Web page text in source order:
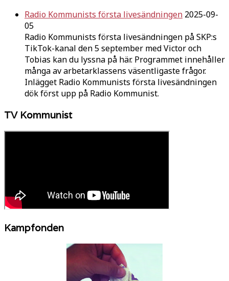
Radio Kommunists första livesändningen 2025-09-
05
Radio Kommunists första livesändningen på SKP:s
TikTok-kanal den 5 september med Victor och
Tobias kan du lyssna på här. Programmet innehåller
många av arbetarklassens väsentligaste frågor.
Inlägget Radio Kommunists första livesändningen
dök först upp på Radio Kommunist.
TV Kommunist
Kampfonden